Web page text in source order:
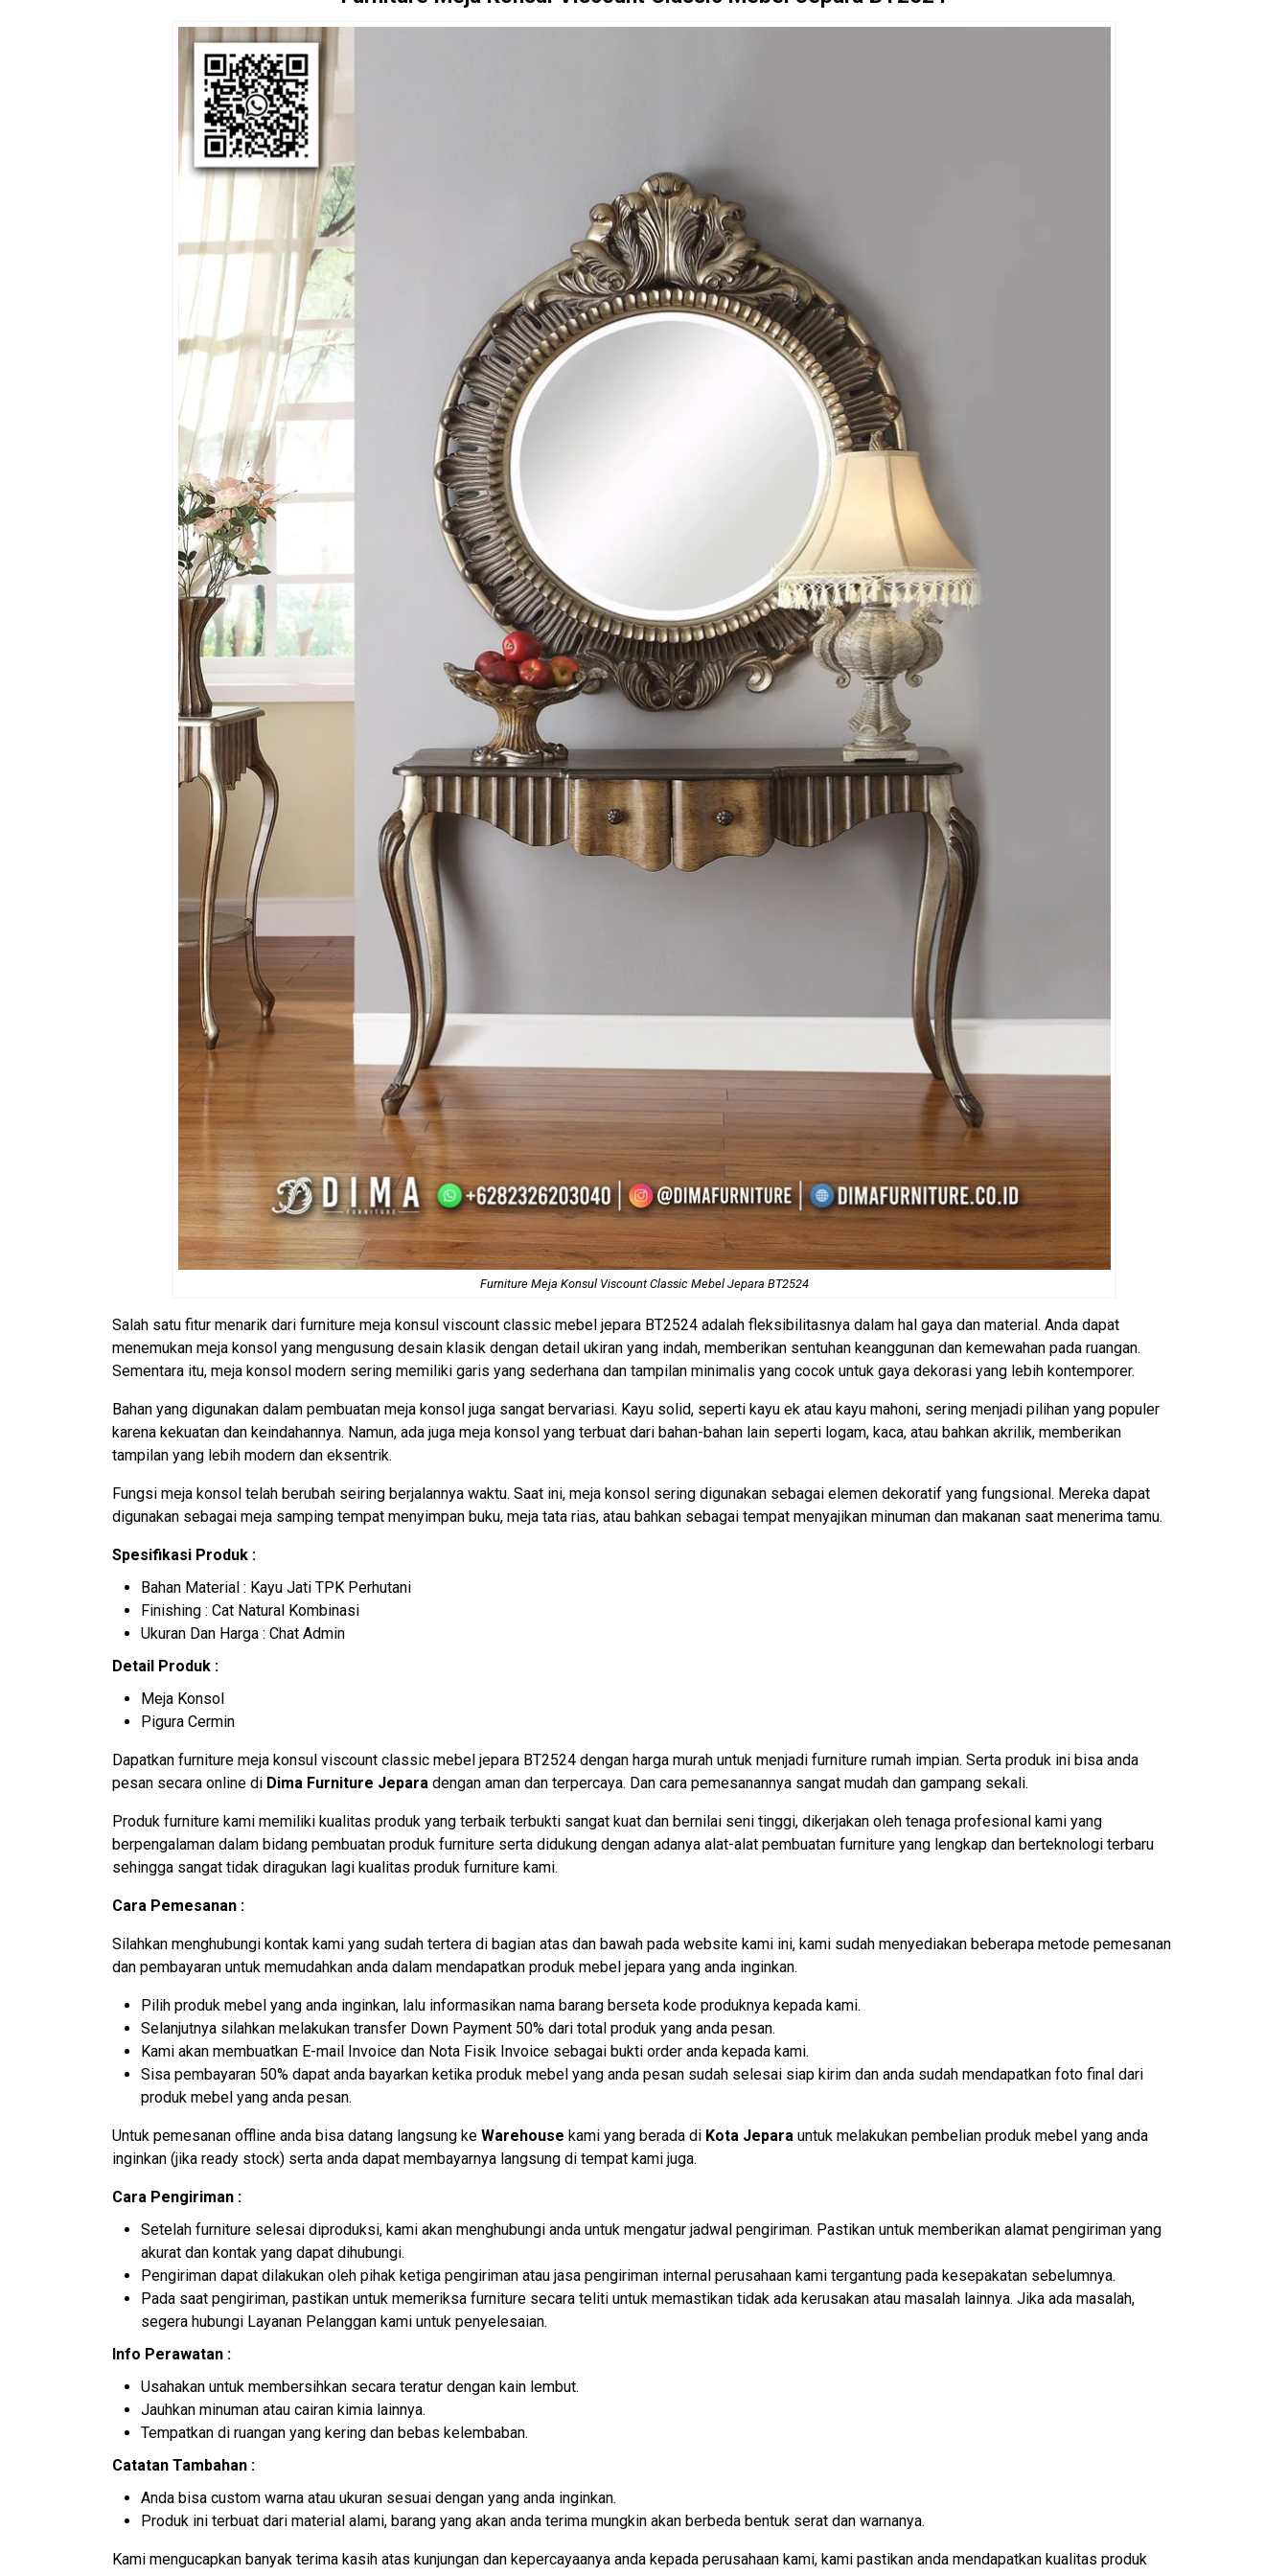
Furniture Meja KonsulViscount Classic Mebel Jepara BT2524
Salah satu fitur menarik dari furniture meja konsul viscount classic mebel jepara BT2524 adalah fleksibilitasnya dalam hal gaya dan material. Anda dapat
menemukan meja konsol yang mengusung desain klasik dengan detail ukiran yang indah, memberikan sentuhan keanggunan dan kemewahan pada ruangan.
Sementara itu, meja konsol modern sering memiliki garis yang sederhana dan tampilan minimalis yang cocok untuk gaya dekorasi yang lebih kontemporer.
Bahan yang digunakan dalam pembuatan meja konsol juga sangat bervariasi. Kayu solid, seperti kayu ek atau kayu mahoni, sering menjadi pilihan yang populer
karena kekuatan dan keindahannya. Namun, ada juga meja konsol yang terbuat dari bahan-bahan lain seperti logam, kaca, atau bahkan akrilik, memberikan
tampilan yang lebih modern dan eksentrik.
Fungsi meja konsol telah berubah seiring berjalannya waktu. Saat ini, meja konsol sering digunakan sebagai elemen dekoratif yang fungsional. Mereka dapat
digunakan sebagai meja samping tempat menyimpan buku, meja tata rias, atau bahkan sebagai tempat menyajikan minuman dan makanan saat menerima tamu.
Spesifikasi Produk :
Bahan Material : Kayu Jati TPK Perhutani
Finishing : Cat Natural Kombinasi
Ukuran Dan Harga : Chat Admin
Detail Produk :
Meja Konsol
Pigura Cermin
Dapatkan furniture meja konsul viscount classic mebel jepara BT2524 dengan harga murah untuk menjadi furniture rumah impian. Serta produk ini bisa anda
pesan secara online di Dima Furniture Jepara dengan aman dan terpercaya. Dan cara pemesanannya sangat mudah dan gampang sekali.
Produk furniture kami memiliki kualitas produk yang terbaik terbukti sangat kuat dan bernilai seni tinggi, dikerjakan oleh tenaga profesional kami yang
berpengalaman dalam bidang pembuatan produk furniture serta didukung dengan adanya alat-alat pembuatan furniture yang lengkap dan berteknologi terbaru
sehingga sangat tidak diragukan lagi kualitas produk furniture kami.
Cara Pemesanan :
Silahkan menghubungi kontak kami yang sudah tertera di bagian atas dan bawah pada website kami ini, kami sudah menyediakan beberapa metode pemesanan
dan pembayaran untuk memudahkan anda dalam mendapatkan produk mebel jepara yang anda inginkan.
Pilih produk mebel yang anda inginkan, lalu informasikan nama barang berseta kode produknya kepada kami.
Selanjutnya silahkan melakukan transfer Down Payment 50% dari total produk yang anda pesan.
Kami akan membuatkan E-mail Invoice dan Nota Fisik Invoice sebagai bukti order anda kepada kami.
Sisa pembayaran 50% dapat anda bayarkan ketika produk mebel yang anda pesan sudah selesai siap kirim dan anda sudah mendapatkan foto final dari
produk mebel yang anda pesan.
Untuk pemesanan offline anda bisa datang langsung ke Warehouse kami yang berada di Kota Jepara untuk melakukan pembelian produk mebel yang anda
inginkan (jika ready stock) serta anda dapat membayarnya langsung di tempat kami juga.
Cara Pengiriman :
Setelah furniture selesai diproduksi, kami akan menghubungi anda untuk mengatur jadwal pengiriman. Pastikan untuk memberikan alamat pengiriman yang
akurat dan kontak yang dapat dihubungi.
Pengiriman dapat dilakukan oleh pihak ketiga pengiriman atau jasa pengiriman internal perusahaan kami tergantung pada kesepakatan sebelumnya.
Pada saat pengiriman, pastikan untuk memeriksa furniture secara teliti untuk memastikan tidak ada kerusakan atau masalah lainnya. Jika ada masalah,
segera hubungi Layanan Pelanggan kami untuk penyelesaian.
Info Perawatan :
Usahakan untuk membersihkan secara teratur dengan kain lembut.
Jauhkan minuman atau cairan kimia lainnya.
Tempatkan di ruangan yang kering dan bebas kelembaban.
Catatan Tambahan :
Anda bisa custom warna atau ukuran sesuai dengan yang anda inginkan.
Produk ini terbuat dari material alami, barang yang akan anda terima mungkin akan berbeda bentuk serat dan warnanya.
Kami mengucapkan banyak terima kasih atas kunjungan dan kepercayaanya anda kepada perusahaan kami, kami pastikan anda mendapatkan kualitas produk